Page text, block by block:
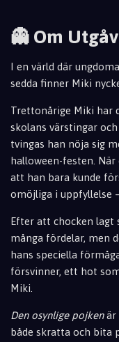
👻 Om
I en värld där
sedda finner Miki
Trettonårige Miki har
skolans värstingar
tvingas han nöja sig
halloween-festen.
att han bara kunde
omöjliga i uppfyllelse
Efter att chocken lagt
många fördelar, men
hans speciella
försvinner, ett hot
Miki.
Den osynlige pojkenär
både skratta och bita